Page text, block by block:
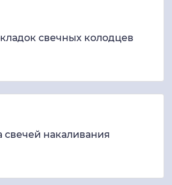
свечных колодцев
свечей накаливания